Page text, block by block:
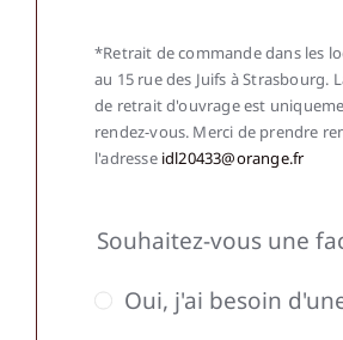
*Retrait de commande dans les
au 15 rue des Juifs à Strasbourg.
de retrait d'ouvrage est
rendez-vous. Merci de prendre
l'adresse idl20433@orange.fr
Souhaitez-vous une
Oui, j'ai besoin